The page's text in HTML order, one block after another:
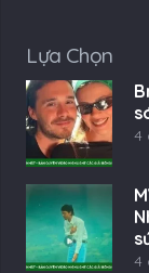
Lựa Chọn
4
4